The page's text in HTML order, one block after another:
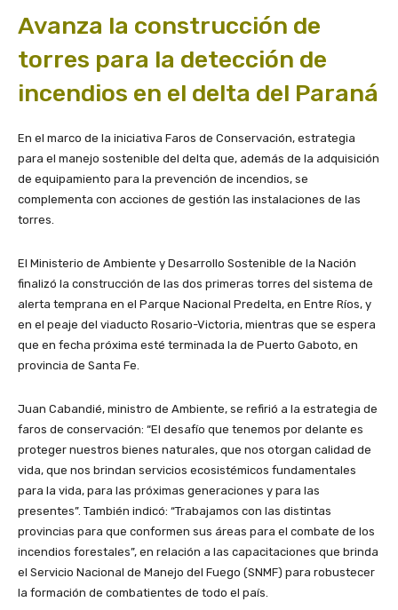
Avanza la construcción de
torres para la detección de
incendios en el delta del Paraná
En el marco de la iniciativa Faros de Conservación, estrategia
para el manejo sostenible del delta que, además de la adquisición
de equipamiento para la prevención de incendios, se
complementa con acciones de gestión las instalaciones de las
torres.
El Ministerio de Ambiente y Desarrollo Sostenible de la Nación
finalizó la construcción de las dos primeras torres del sistema de
alerta temprana en el Parque Nacional Predelta, en Entre Ríos, y
en el peaje del viaducto Rosario-Victoria, mientras que se espera
que en fecha próxima esté terminada la de Puerto Gaboto, en
provincia de Santa Fe.
Juan Cabandié, ministro de Ambiente, se refirió a la estrategia de
faros de conservación: “El desafío que tenemos por delante es
proteger nuestros bienes naturales, que nos otorgan calidad de
vida, que nos brindan servicios ecosistémicos fundamentales
para la vida, para las próximas generaciones y para las
presentes”. También indicó: “Trabajamos con las distintas
provincias para que conformen sus áreas para el combate de los
incendios forestales”, en relación a las capacitaciones que brinda
el Servicio Nacional de Manejo del Fuego (SNMF) para robustecer
la formación de combatientes de todo el país.